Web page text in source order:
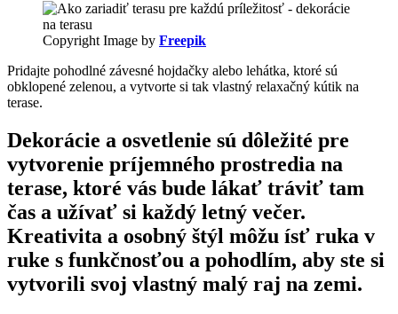
Copyright Image by Freepik
Pridajte pohodlné závesné hojdačky alebo lehátka, ktoré sú
obklopené zelenou, a vytvorte si tak vlastný relaxačný kútik na
terase.
Dekorácie a osvetlenie sú dôležité pre
vytvorenie príjemného prostredia na
terase, ktoré vás bude lákať tráviť tam
čas a užívať si každý letný večer.
Kreativita a osobný štýl môžu ísť ruka v
ruke s funkčnosťou a pohodlím, aby ste si
vytvorili svoj vlastný malý raj na zemi.